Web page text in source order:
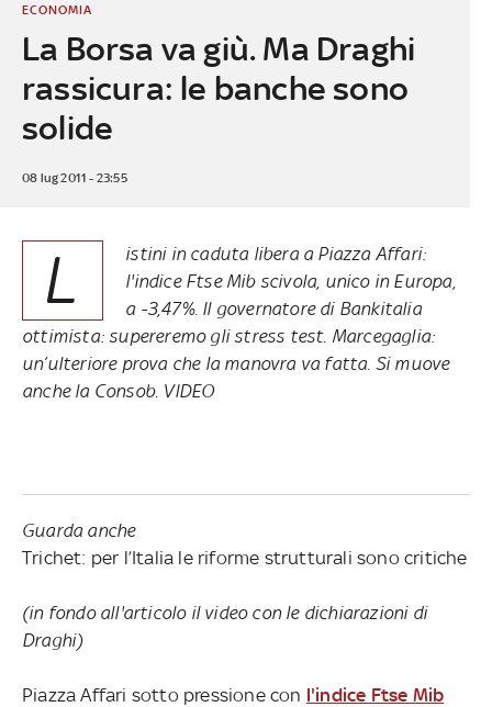
La Borsa va giù. Ma Draghi
rassicura: le banche sono
solide
ECONOMIA
08 lug 2011 - 23:55
L
istini in caduta libera a Piazza Affari:
l'indice Ftse Mib scivola, unico in Europa,
a -3,47%. Il governatore di Bankitalia
ottimista: supereremo gli stress test. Marcegaglia:
un’ulteriore prova che la manovra va fatta. Si muove
anche la Consob. VIDEO
Guarda anche
Trichet: per l’Italia le riforme strutturali sono critiche
(in fondo all'articolo il video con le dichiarazioni di
Draghi)
Piazza Affari sotto pressione con l'indice Ftse Mib